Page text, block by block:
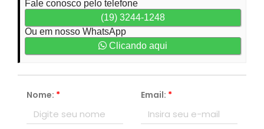
Fale conosco pelo telefone
(19) 3244-1248
Ou em nosso WhatsApp
Clicando aqui
Nome: * Email: *